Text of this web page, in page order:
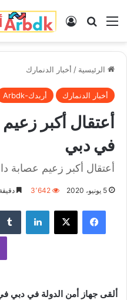
القائمة بحث عنتسجيل الدخول
الرئيسية / أخبار الدنمارك
أخبار الدنمارك أربدك-Arbdk
أعتقال أكبر
في دبي
أعتقال أكبر زعيم عصابة
5 يونيو، 2020 3٬642
فيسبوك لينكدإن
ألقى جهاز أمن الدولة في دبي